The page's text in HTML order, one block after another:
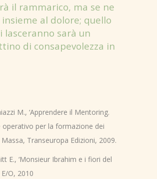
il rammarico, ma se ne
al dolore; quello
lasceranno sarà un
di consapevolezza in
M., ‘Apprendere il Mentoring.
operativo per la formazione dei
Massa, Transeuropa Edizioni, 2009.
E., ‘Monsieur Ibrahim e i fiori del
E/O, 2010